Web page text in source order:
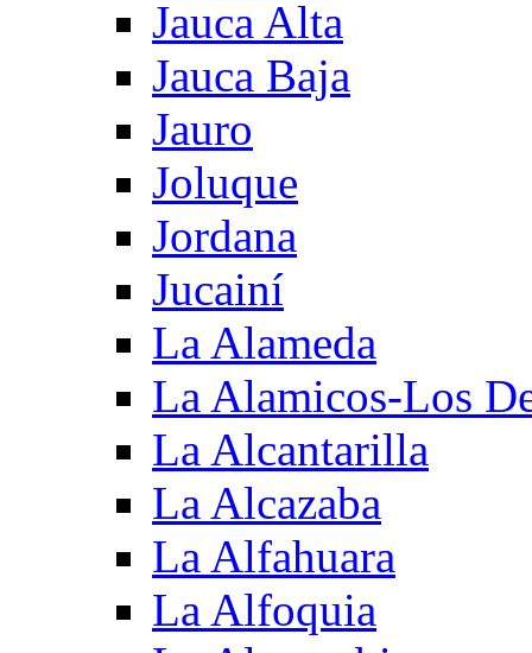
Jauca Alta
Jauca Baja
Jauro
Joluque
Jordana
Jucainí
La Alameda
La Alamicos-Los
La Alcantarilla
La Alcazaba
La Alfahuara
La Alfoquia